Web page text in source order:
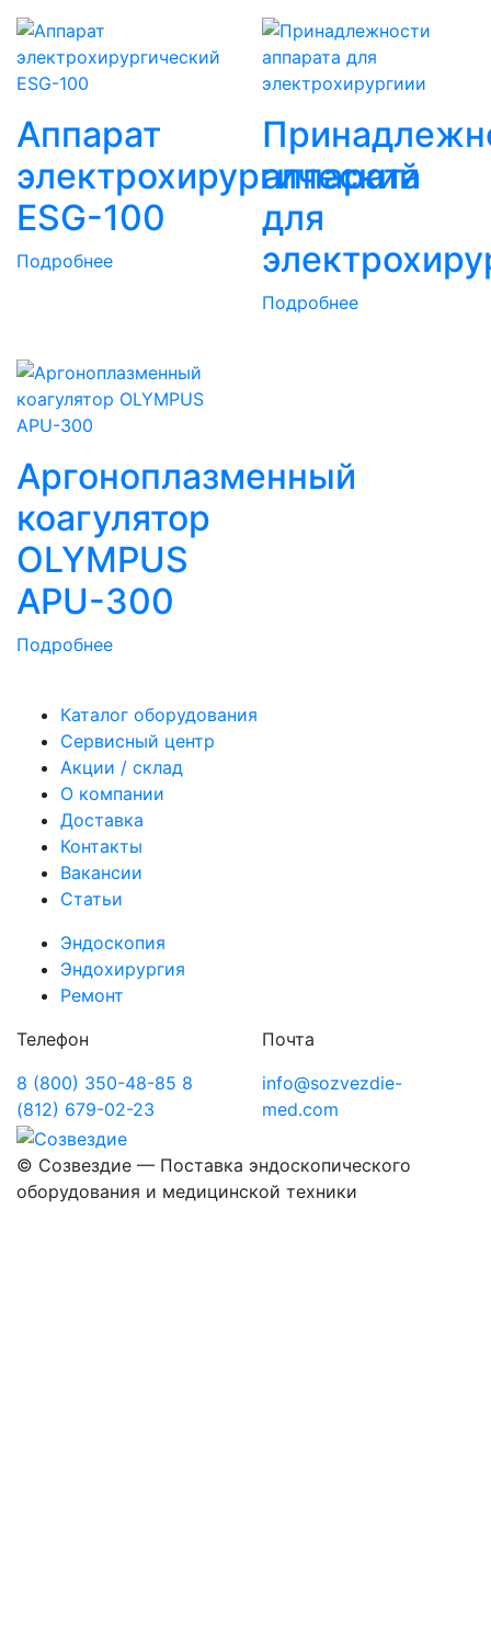
Аппарат
электрохирургический
ESG-100
Подробнее
аппарата
для
Подробнее
Аргоноплазменный
коагулятор
OLYMPUS
APU-300
Подробнее
Каталог оборудования
Сервисный центр
Акции / склад
О компании
Доставка
Контакты
Вакансии
Статьи
Эндоскопия
Эндохирургия
Ремонт
Телефон
8 (800) 350-48-85 8
(812) 679-02-23
Почта
info@sozvezdie-
med.com
© Созвездие — Поставка эндоскопического
оборудования и медицинской техники